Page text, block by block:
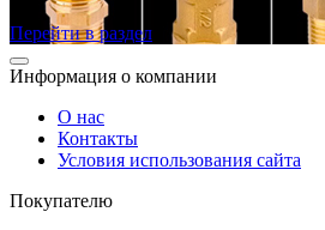
Перейти в раздел
Информация о компании
О нас
Контакты
Условия использования сайта
Покупателю